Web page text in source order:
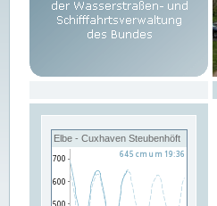
Elbe - Cuxhaven Steubenhöft